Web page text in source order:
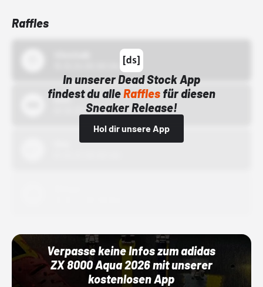
Raffles
In unserer Dead Stock App
findest du alleRafflesfür diesen
Sneaker Release!
Hol dir unsere App
Bstn
01.10.22 00:00 Uhr
Verpasse keine Infos zum adidas
ZX 8000 Aqua 2026 mit unserer
kostenlosen App